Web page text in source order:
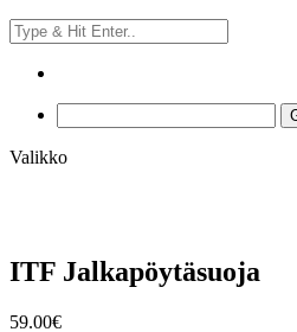
Valikko
ITF Jalkapöytäsuoja
59.00€